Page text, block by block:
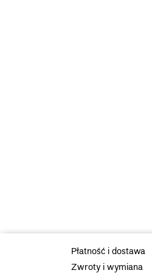
Płatność i dostawa
Zwroty i wymiana